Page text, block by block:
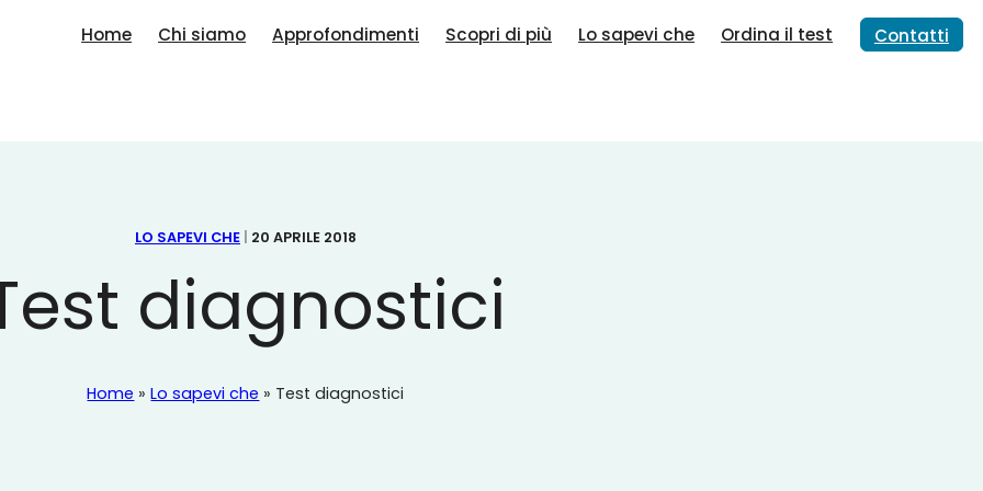
Home Chi siamo Approfondimenti Scopri di più Lo sapevi che Ordina il test Contatti
LO SAPEVI CHE 20 APRILE 2018
diagnostici
Home »Lo sapevi che » Test diagnostici